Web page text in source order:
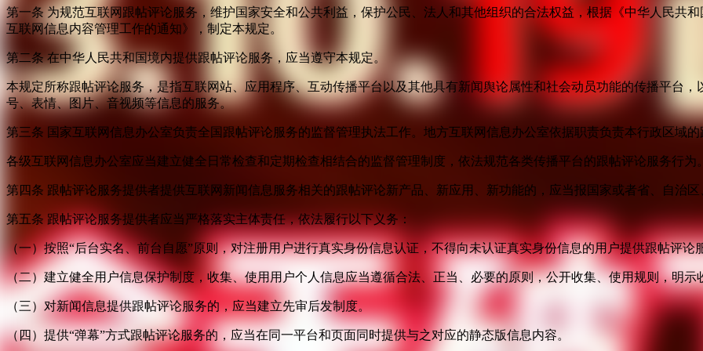
第一条 为规范互联网跟帖评论服务，维护国家安全和公共利益，保护公民、法人和其他组织的合法权益，根据《中华人民共
互联网信息内容管理工作的通知》，制定本规定。
第二条 在中华人民共和国境内提供跟帖评论服务，应当遵守本规定。
本规定所称跟帖评论服务，是指互联网站、应用程序、互动传播平台以及其他具有新闻舆论属性和社会动员功能的传播平台
号、表情、图片、音视频等信息的服务。
第三条 国家互联网信息办公室负责全国跟帖评论服务的监督管理执法工作。地方互联网信息办公室依据职责负责本行政区域
各级互联网信息办公室应当建立健全日常检查和定期检查相结合的监督管理制度，依法规范各类传播平台的跟帖评论服务行为
第四条 跟帖评论服务提供者提供互联网新闻信息服务相关的跟帖评论新产品、新应用、新功能的，应当报国家或者省、自治
第五条 跟帖评论服务提供者应当严格落实主体责任，依法履行以下义务：
（一）按照“后台实名、前台自愿”原则，对注册用户进行真实身份信息认证，不得向未认证真实身份信息的用户提供跟帖评论
（二）建立健全用户信息保护制度，收集、使用用户个人信息应当遵循合法、正当、必要的原则，公开收集、使用规则，明
（三）对新闻信息提供跟帖评论服务的，应当建立先审后发制度。
（四）提供“弹幕”方式跟帖评论服务的，应当在同一平台和页面同时提供与之对应的静态版信息内容。